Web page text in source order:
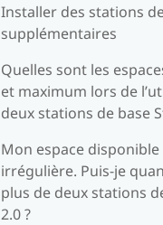
Installer des stations
supplémentaires
Quelles sont les
et maximum lors de
deux stations de base
Mon espace
irrégulière. Puis-je
plus de deux stations
2.0 ?